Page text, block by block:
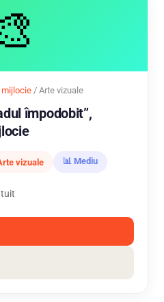
mijlocie / Arte vizuale
împodobit”,
vizuale 📊 Mediu